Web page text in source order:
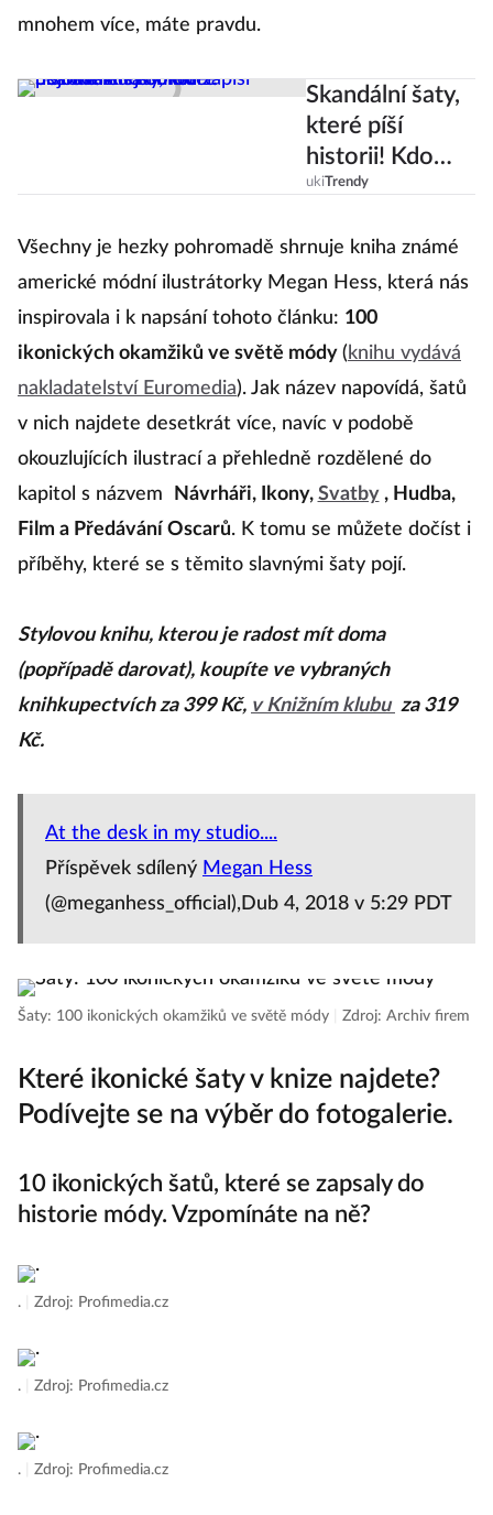
mnohem více, máte pravdu.
Skandální šaty,
které píší
historii! Kdo
oblékl za
let
nejodvážnější
model?
uki Trendy
Všechny je hezky pohromadě shrnuje kniha známé
americké módní ilustrátorky Megan Hess, která nás
inspirovala i k napsání tohoto článku: 100
ikonických okamžiků ve světě módy ( knihu vydává
nakladatelství Euromedia). Jak název napovídá, šatů
v nich najdete desetkrát více, navíc v podobě
okouzlujících ilustrací a přehledně rozdělené do
kapitol s názvem
Návrháři, Ikony, Svatby , Hudba,
Film a Předávání Oscarů. K tomu se můžete dočíst i
příběhy, které se s těmito slavnými šaty pojí.
Stylovou knihu, kterou je radost mít doma
(popřípadě darovat), koupíte ve vybraných
knihkupectvích za 399 Kč, v Knižním klubu za 319
Kč.
At the desk in my studio....
Příspěvek sdílený Megan Hess
(@meganhess_official),Dub 4, 2018 v 5:29 PDT
Šaty: 100 ikonických okamžiků ve světě módy Zdroj: Archiv firem
Které ikonické šaty v knize najdete?
Podívejte se na výběr do fotogalerie.
10 ikonických šatů, které se zapsaly do
historie módy. Vzpomínáte na ně?
. Zdroj: Profimedia.cz
. Zdroj: Profimedia.cz
. Zdroj: Profimedia.cz